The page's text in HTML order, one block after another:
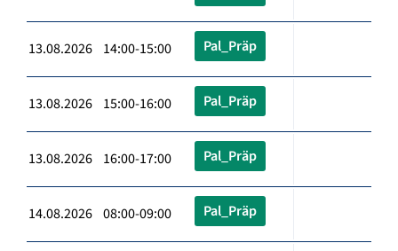
13.08.2026 14:00-15:00 Pal_Präp
13.08.2026 15:00-16:00 Pal_Präp
13.08.2026 16:00-17:00 Pal_Präp
14.08.2026 08:00-09:00 Pal_Präp